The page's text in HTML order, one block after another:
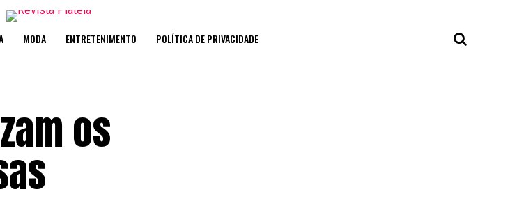
MODA ENTRETENIMENTO POLÍTICA DE PRIVACIDADE
os